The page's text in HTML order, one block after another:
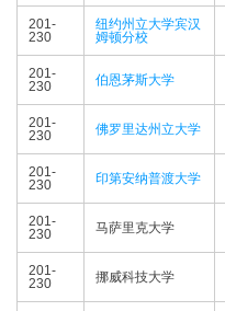
201-
230
纽约州立大学宾汉
姆顿分校
201-
230
伯恩茅斯大学
201-
230
佛罗里达州立大学
201-
230
印第安纳普渡大学
201-
230
马萨里克大学
201-
230
挪威科技大学